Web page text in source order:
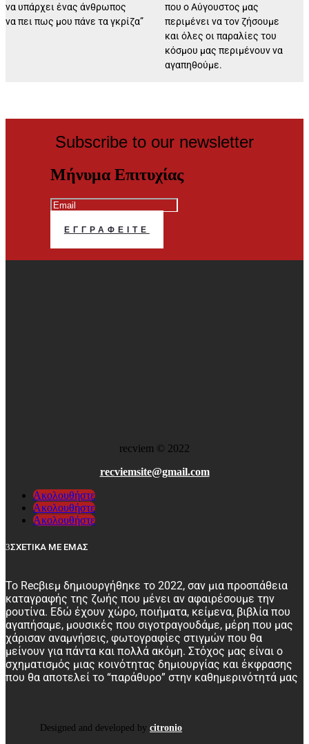
να υπάρχει ένας άνθρωπος
να πει πως μου πάνε τα γκρίζα”
που ο Αύγουστος μας
περιμένει να τον ζήσουμε
και όλες οι παραλίες του
κόσμου μας περιμένουν να
αγαπηθούμε.
Subscribe to our newsletter
Μήνυμα Επιτυχίας
ΕΓΓΡΑΦΕΊΤΕ
recviem © 2022
recviemsite@gmail.com
Ακολουθήστε
Ακολουθήστε
Ακολουθήστε
ΣΧΕΤΙΚΑ ΜΕ ΕΜΑΣ
Το Recβιεμ δημιουργήθηκε το 2022, σαν μια προσπάθεια
καταγραφής της ζωής που μένει αν αφαιρέσουμε την
ρουτίνα. Εδώ έχουν χώρο, ποιήματα, κείμενα, βιβλία που
αγαπήσαμε, μουσικές που σιγοτραγουδάμε, μέρη που μας
χάρισαν αναμνήσεις, φωτογραφίες στιγμών που θα
μείνουν για πάντα και πολλά ακόμη. Στόχος μας είναι ο
σχηματισμός μιας κοινότητας δημιουργίας και έκφρασης
που θα αποτελεί το “παράθυρο” στην καθημερινότητά μας
Designed and developed by citronio